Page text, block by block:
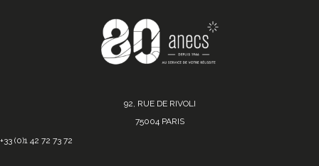
92, RUE DE RIVOLI
75004 PARIS
+33 (0)1 42 72 73 72